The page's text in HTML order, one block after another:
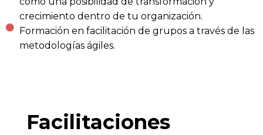
crecimiento dentro de tu organización.
Formación en facilitación de grupos a través de las
metodologías ágiles.
Facilitaciones